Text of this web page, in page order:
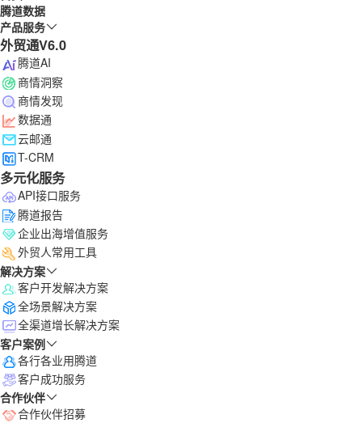
腾道数据
产品服务
外贸通V6.0
腾道AI
商情洞察
商情发现
数据通
云邮通
T-CRM
多元化服务
API接口服务
腾道报告
企业出海增值服务
外贸人常用工具
解决方案
客户开发解决方案
全场景解决方案
全渠道增长解决方案
客户案例
各行各业用腾道
客户成功服务
合作伙伴
合作伙伴招募